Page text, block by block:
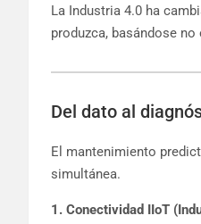
La Industria 4.0 ha
produzca, basándose
Del dato al
El mantenimiento
simultánea.
1. Conectividad IIoT